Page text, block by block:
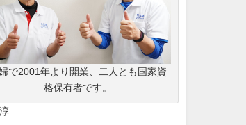
で2001年より開業、二人とも国家資
格保有者です。